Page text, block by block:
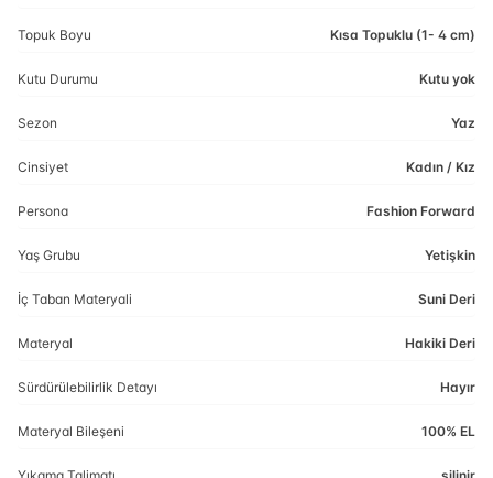
Topuk Boyu Kısa Topuklu (1- 4 cm)
Kutu Durumu Kutu yok
Sezon Yaz
Cinsiyet Kadın / Kız
Persona Fashion Forward
Yaş Grubu Yetişkin
İç Taban Materyali Suni Deri
Materyal Hakiki Deri
Sürdürülebilirlik Detayı Hayır
Materyal Bileşeni 100% EL